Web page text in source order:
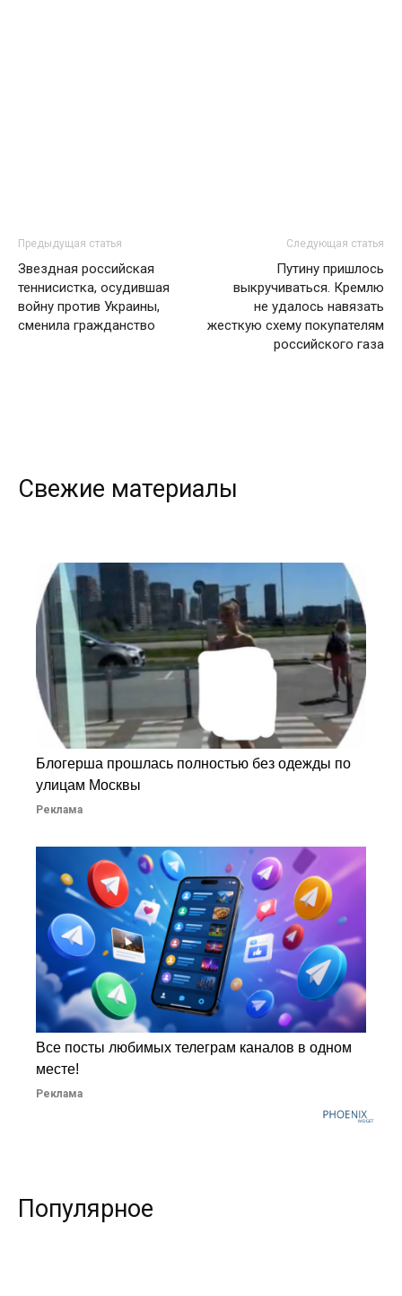
Предыдущая статья
Звездная российская
теннисистка, осудившая
войну против Украины,
сменила гражданство
Следующая статья
Путину пришлось
выкручиваться. Кремлю
не удалось навязать
жесткую схему покупателям
российского газа
Свежие материалы
Блогерша прошлась полностью без одежды по
улицам Москвы
Реклама
Все посты любимых телеграм каналов в одном
месте!
Реклама
Популярное